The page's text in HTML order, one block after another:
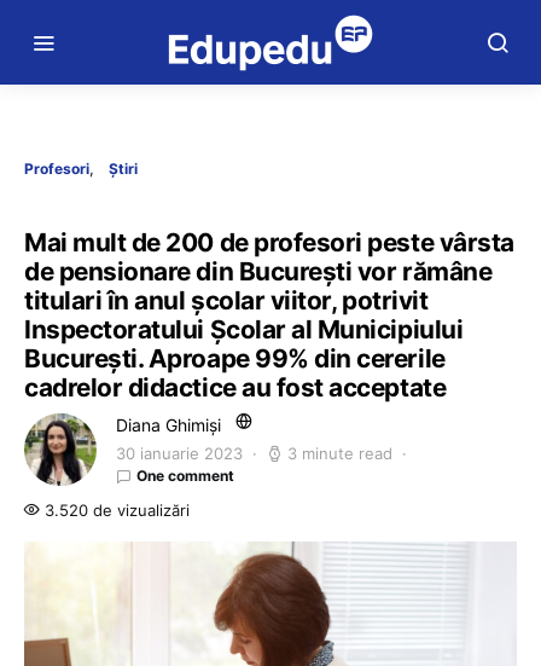
Profesori Știri
Mai mult de 200 de profesori peste vârsta
de pensionare din București vor rămâne
titulari în anul școlar viitor, potrivit
Inspectoratului Școlar al Municipiului
București. Aproape 99% din cererile
cadrelor didactice au fost acceptate
Diana Ghimiși
30 ianuarie 2023 3 minute read
One comment
3.520 de vizualizări